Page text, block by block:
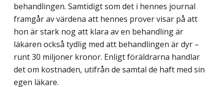
behandlingen. Samtidigt som det i hennes journal
framgår av värdena att hennes prover visar på att
hon är stark nog att klara av en behandling är
läkaren också tydlig med att behandlingen är dyr –
runt 30 miljoner kronor. Enligt föräldrarna handlar
det om kostnaden, utifrån de samtal de haft med sin
egen läkare.